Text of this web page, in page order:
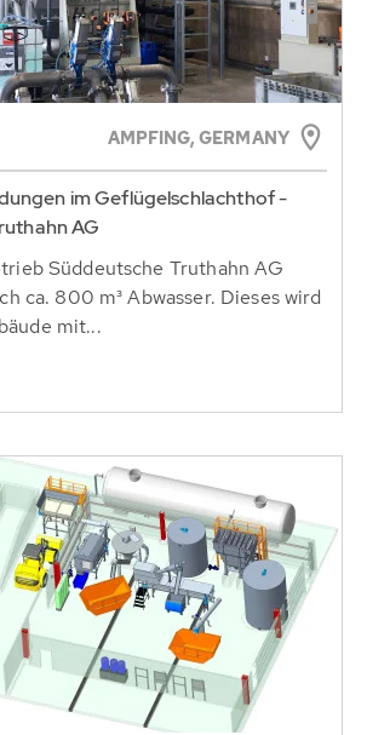
AMPFING, GERMANY
im Geflügelschlachthof -
AG
Süddeutsche Truthahn AG
ca. 800 m³ Abwasser. Dieses wird
mit...